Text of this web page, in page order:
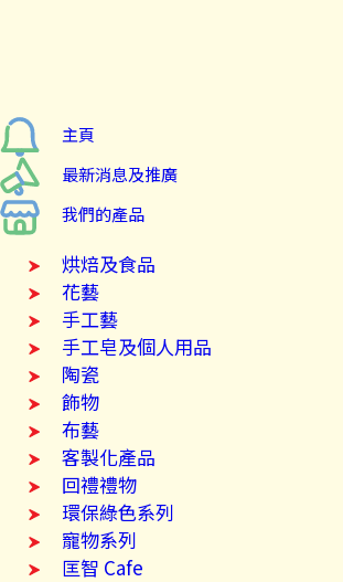
主頁
最新消息及推廣
我們的產品
烘焙及食品
花藝
手工藝
手工皂及個人用品
陶瓷
飾物
布藝
客製化產品
回禮禮物
環保綠色系列
寵物系列
匡智 Cafe